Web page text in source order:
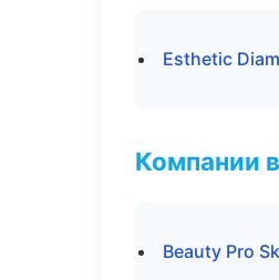
Esthetic
Компании
Beauty Pro